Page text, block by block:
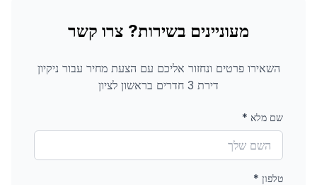
מעוניינים בשירות? צרו קשר
השאירו פרטים ונחזור אליכם עם הצעת מחיר עבור ניקיון
דירת 3 חדרים
בראשון לציון
שם מלא *
טלפון *